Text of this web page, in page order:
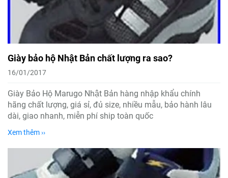
Giày bảo hộ Nhật Bản chất lượng ra sao?
16/01/2017
Giày Bảo Hộ Marugo Nhật Bản hàng nhập khẩu chính
hãng chất lượng, giá sỉ, đủ size, nhiều mẫu, bảo hành lâu
dài, giao nhanh, miễn phí ship toàn quốc
Xem thêm ››